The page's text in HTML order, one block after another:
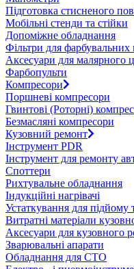
Підготовка стисненого
Мобільні стенди та стійки
Допоміжне обладнання
Фільтри для фарбувальних
Аксесуари для малярного
Фарбопульти
Компресори
Поршневі компресори
Гвинтові (Роторні)
Безмасляні компресори
Кузовний ремонт
Інструмент PDR
Інструмент для ремонту
Споттери
Рихтувальне обладнання
Індукційні нагрівачі
Устаткування для підйому
Витратні матеріали
Аксесуари для кузовного
Зварювальні апарати
Обладнання для СТО